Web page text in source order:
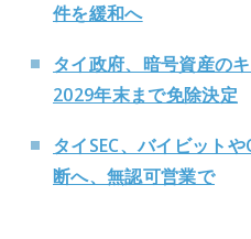
件を緩和へ
タイ政府、暗号資産の
2029年末まで免除決定
タイSEC、バイビット
断へ、無認可営業で